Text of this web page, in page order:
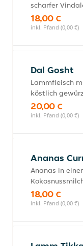
scharfer
18,00 €
inkl. Pfand (0,00 €)
Dal Gosht
Lammfleisch
köstlich
20,00 €
inkl. Pfand (0,00 €)
Ananas
Ananas in
18,00 €
inkl. Pfand (0,00 €)